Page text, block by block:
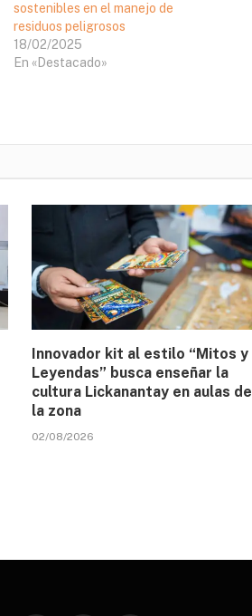
sostenibles en el manejo de
residuos peligrosos
18/02/2025
En «Destacado»
Innovador kit al estilo “Mitos y
Leyendas” busca enseñar la
cultura Lickanantay en aulas de
la zona
02/08/2026